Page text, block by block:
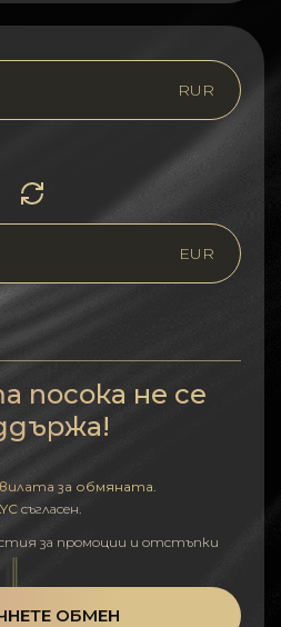
RUR
EUR
посока не се
за обмяната
съгласен.
за промоции и отстъпки
ОБМЕН